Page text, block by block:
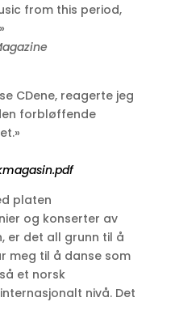
from this period,
CDene, reagerte jeg
forbløffende
platen
og konserter av
er det all grunn til å
meg til å danse som
et norsk
nivå. Det